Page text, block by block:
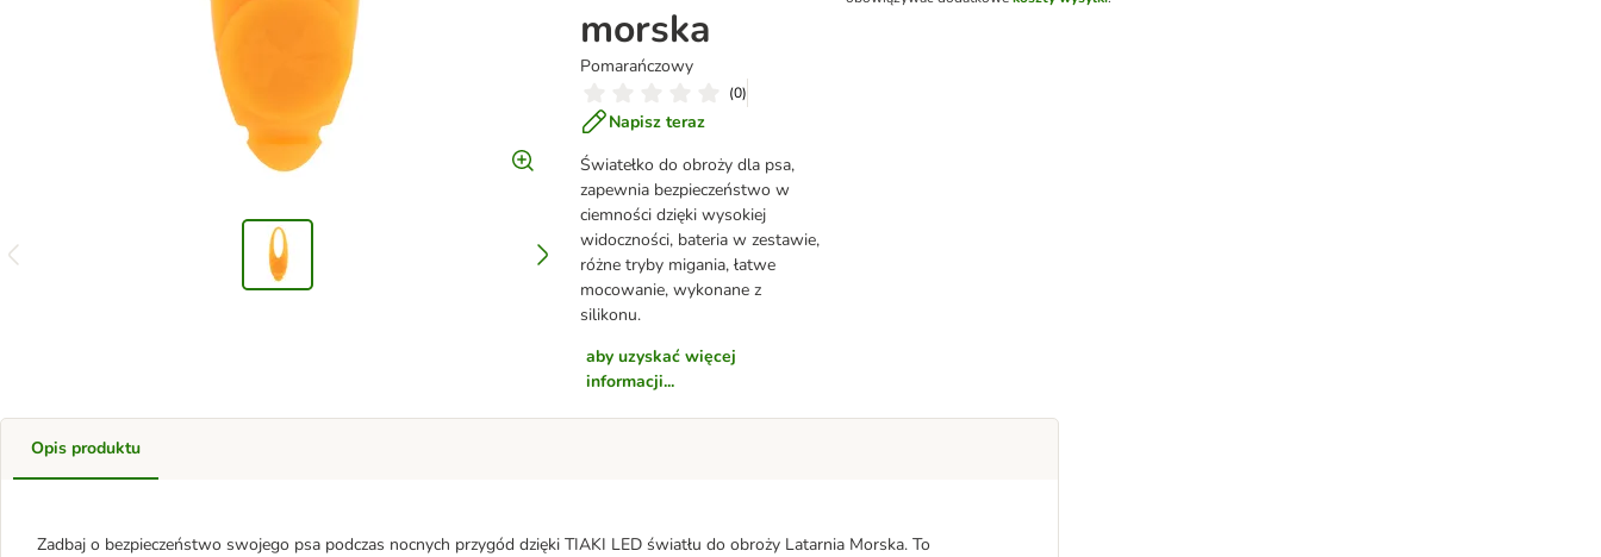
morska
Pomarańczowy
(0)
Napisz teraz
Światełko do obroży dla psa,
zapewnia bezpieczeństwo w
ciemności dzięki wysokiej
widoczności, bateria w zestawie,
różne tryby migania, łatwe
mocowanie, wykonane z
silikonu.
aby uzyskać więcej
informacji...
Opis produktu
Zadbaj o bezpieczeństwo swojego psa podczas nocnych przygód dzięki TIAKI LED światłu do obroży Latarnia Morska. To